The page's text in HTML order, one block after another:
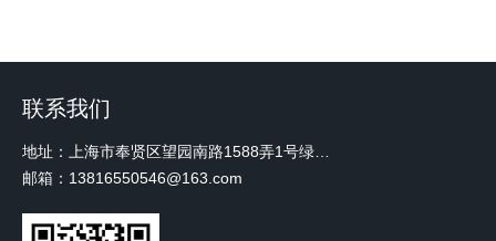
联系我们
邮箱：13816550546@163.com